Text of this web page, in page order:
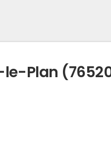
le-Plan